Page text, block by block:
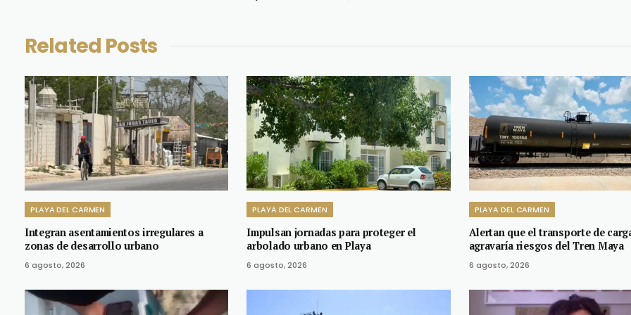
Related Posts
PLAYA DEL CARMEN
Integran asentamientos irregulares a
zonas de desarrollo urbano
6 agosto, 2026
PLAYA DEL CARMEN
Impulsan jornadas para proteger el
arbolado urbano en Playa
6 agosto, 2026
PLAYA DEL CARMEN
Alertan que el transporte de
agravaría riesgos del Tren Maya
6 agosto, 2026